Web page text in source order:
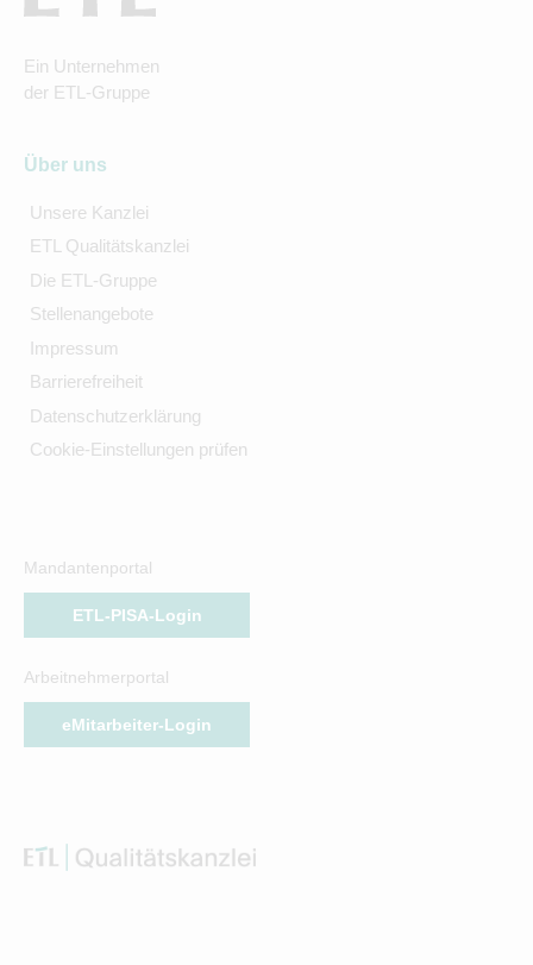
Ein Unternehmen
der ETL-Gruppe
Über uns
Unsere Kanzlei
ETL Qualitätskanzlei
Die ETL-Gruppe
Stellenangebote
Impressum
Barrierefreiheit
Datenschutzerklärung
Cookie-Einstellungen prüfen
Mandantenportal
ETL-PISA-Login
Arbeitnehmerportal
eMitarbeiter-Login